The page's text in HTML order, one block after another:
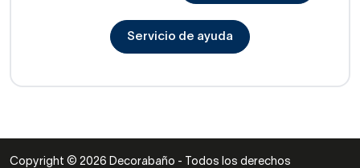
Servicio de ayuda
Copyright © 2026 Decorabaño - Todos los derechos